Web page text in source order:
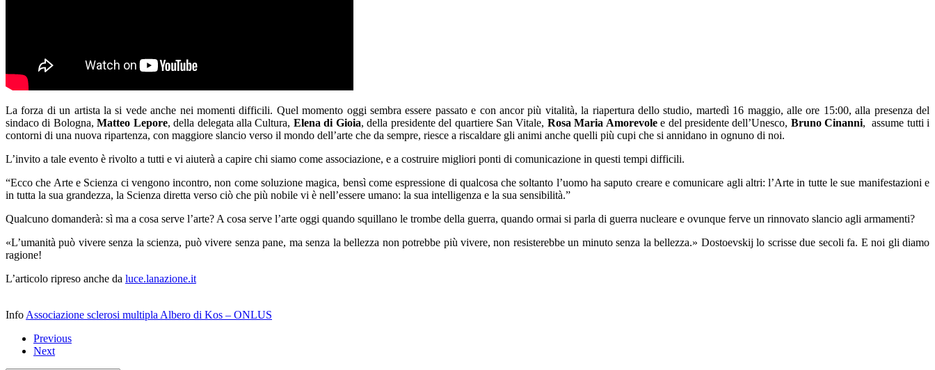
La forza di un artista la si vede anche nei momenti difficili. Quel momento oggi sembra essere passato e con ancor più vitalità, la riapertura dello studio, martedì 16 maggio, alle ore 15:00, alla presenza del
sindaco di Bologna,Matteo Lepore, della delegata alla Cultura, Elena di Gioia, della presidente del quartiere San Vitale, Rosa Maria Amorevolee del presidente dell’Unesco, Bruno Cinanni, assume tutti i
contorni di una nuova ripartenza, con maggiore slancio verso il mondo dell’arte che da sempre, riesce a riscaldare gli animi anche quelli più cupi che si annidano in ognuno di noi.
L’invito a tale evento è rivolto a tutti e vi aiuterà a capire chi siamo come associazione, e a costruire migliori ponti di comunicazione in questi tempi difficili.
“Ecco che Arte e Scienza ci vengono incontro, non come soluzione magica, bensì come espressione di qualcosa che soltanto l’uomo ha saputo creare e comunicare agli altri: l’Arte in tutte le sue manifestazioni e
in tutta la sua grandezza, la Scienza diretta verso ciò che più nobile vi è nell’essere umano: la sua intelligenza e la sua sensibilità.”
Qualcuno domanderà: sì ma a cosa serve l’arte? A cosa serve l’arte oggi quando squillano le trombe della guerra, quando ormai si parla di guerra nucleare e ovunque ferve un rinnovato slancio agli armamenti?
«L’umanità può vivere senza la scienza, può vivere senza pane, ma senza la bellezza non potrebbe più vivere, non resisterebbe un minuto senza la bellezza.» Dostoevskij lo scrisse due secoli fa. E noi gli diamo
ragione!
L’articolo ripreso anche da luce.lanazione.it
Info Associazione sclerosi multipla Albero di Kos – ONLUS
Previous
Next